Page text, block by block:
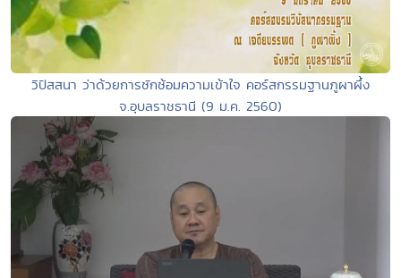
วิปัสสนา ว่าด้วยการซักซ้อมความเข้าใจ คอร์สกรรมฐานภูผาผึ้ง
จ.อุบลราชธานี (9 ม.ค. 2560)